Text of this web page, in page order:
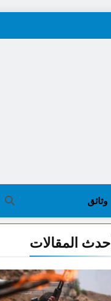
وثائق
أحدث المقالات